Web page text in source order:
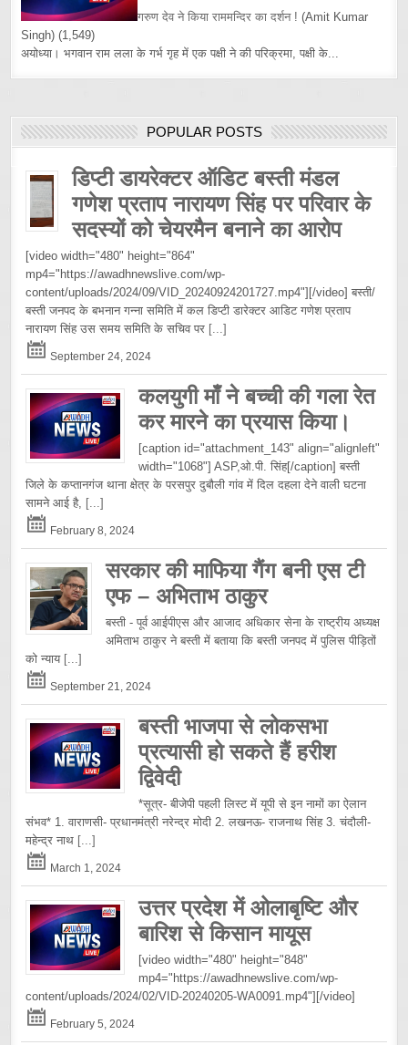
गरुण देव ने किया राममन्दिर का दर्शन ! (Amit Kumar
Singh) (1,549)
अयोध्या। भगवान राम लला के गर्भ गृह में एक पक्षी ने की परिक्रमा, पक्षी के...
POPULAR POSTS
डिप्टी डायरेक्टर ऑडिट बस्ती मंडल
गणेश प्रताप नारायण सिंह पर परिवार के
सदस्यों को चेयरमैन बनाने का आरोप
[video width="480" height="864"
mp4="https://awadhnewslive.com/wp-
content/uploads/2024/09/VID_20240924201727.mp4"][/video] बस्ती/
बस्ती जनपद के बभनान गन्ना समिति में कल डिप्टी डारेक्टर आडिट गणेश प्रताप
नारायण सिंह उस समय समिति के सचिव पर [...]
September 24, 2024
कलयुगी माँ ने बच्ची की गला रेत
कर मारने का प्रयास किया।
[caption id="attachment_143" align="alignleft"
width="1068"] ASP,ओ.पी. सिंह[/caption] बस्ती
जिले के कप्तानगंज थाना क्षेत्र के परसपुर दुबौली गांव में दिल दहला देने वाली घटना
सामने आई है, [...]
February 8, 2024
सरकार की माफिया गैंग बनी एस टी
एफ – अभिताभ ठाकुर
बस्ती - पूर्व आईपीएस और आजाद अधिकार सेना के राष्ट्रीय अध्यक्ष
अमिताभ ठाकुर ने बस्ती में बताया कि बस्ती जनपद में पुलिस पीड़ितों
को न्याय [...]
September 21, 2024
बस्ती भाजपा से लोकसभा
प्रत्यासी हो सकते हैं हरीश
द्विवेदी
*सूत्र- बीजेपी पहली लिस्ट में यूपी से इन नामों का ऐलान
संभव* 1. वाराणसी- प्रधानमंत्री नरेन्द्र मोदी 2. लखनऊ- राजनाथ सिंह 3. चंदौली-
महेन्द्र नाथ [...]
March 1, 2024
उत्तर प्रदेश में ओलाबृष्टि और
बारिश से किसान मायूस
[video width="480" height="848"
mp4="https://awadhnewslive.com/wp-
content/uploads/2024/02/VID-20240205-WA0091.mp4"][/video]
February 5, 2024